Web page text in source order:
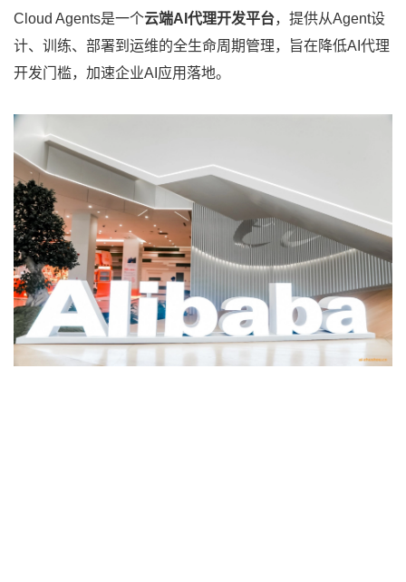
Cloud Agents是一个云端AI代理开发平台，提供从Agent设
计、训练、部署到运维的全生命周期管理，旨在降低AI代理
开发门槛，加速企业AI应用落地。